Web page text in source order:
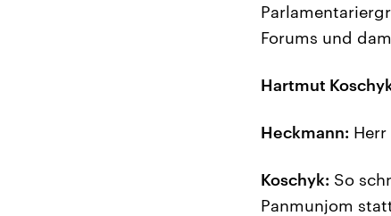
Forums und
Hartmut
Heckmann:
Koschyk: So
Panmunjom